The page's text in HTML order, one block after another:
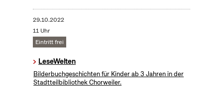
29.10.2022
11 Uhr
Eintritt frei
LeseWelten
Bilderbuchgeschichten für Kinder ab 3 Jahren in der
Stadtteilbibliothek Chorweiler.